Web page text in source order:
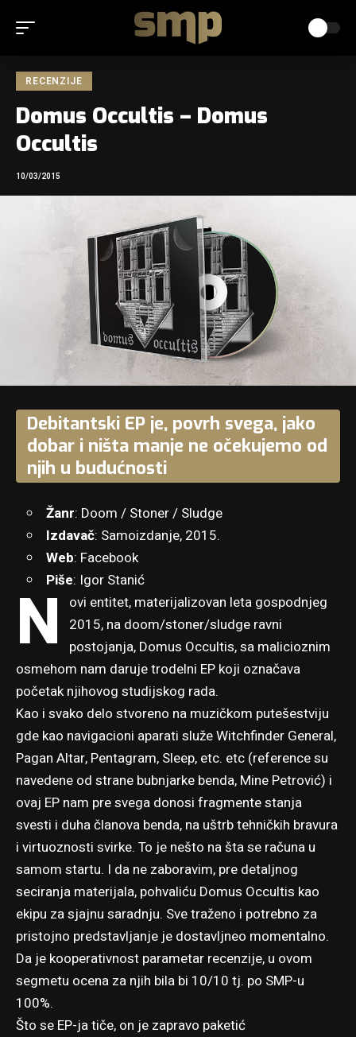
RECENZIJE
Domus Occultis – Domus
Occultis
10/03/2015
Debitantski EP je, povrh svega, jako
dobar i ništa manje ne očekujemo od
njih u budućnosti
Žanr: Doom / Stoner / Sludge
Izdavač: Samoizdanje, 2015.
Web: Facebook
Piše: Igor Stanić
N
ovi entitet, materijalizovan leta gospodnjeg
2015, na doom/stoner/sludge ravni
postojanja, Domus Occultis, sa malicioznim
osmehom nam daruje trodelni EP koji označava
početak njihovog studijskog rada.
Kao i svako delo stvoreno na muzičkom putešestviju
gde kao navigacioni aparati služe Witchfinder General,
Pagan Altar, Pentagram, Sleep, etc. etc (reference su
navedene od strane bubnjarke benda, Mine Petrović) i
ovaj EP nam pre svega donosi fragmente stanja
svesti i duha članova benda, na uštrb tehničkih bravura
i virtuoznosti svirke. To je nešto na šta se računa u
samom startu. I da ne zaboravim, pre detaljnog
seciranja materijala, pohvaliću Domus Occultis kao
ekipu za sjajnu saradnju. Sve traženo i potrebno za
pristojno predstavljanje je dostavljneo momentalno.
Da je kooperativnost parametar recenzije, u ovom
segmetu ocena za njih bila bi 10/10 tj. po SMP-u
100%.
Što se EP-ja tiče, on je zapravo paketić